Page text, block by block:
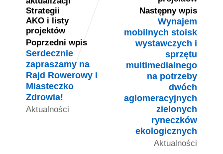
Poprzedni wpis
Serdecznie
zapraszamy na
Rajd Rowerowy i
Miasteczko
Zdrowia!
Aktualności
Następny wpis
Wynajem
mobilnych stoisk
wystawczych i
sprzętu
multimedialnego
na potrzeby
dwóch
aglomeracyjnych
zielonych
ryneczków
ekologicznych
Aktualności